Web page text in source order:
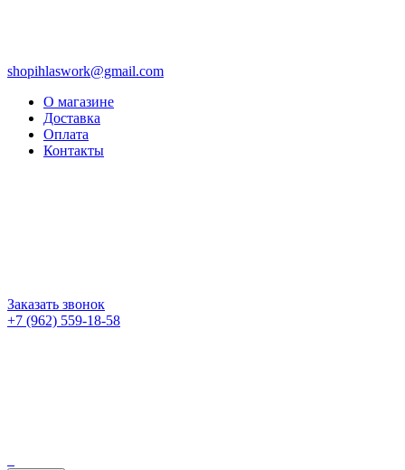
shopihlaswork@gmail.com
О магазине
Доставка
Оплата
Контакты
Заказать звонок
+7 (962) 559-18-58